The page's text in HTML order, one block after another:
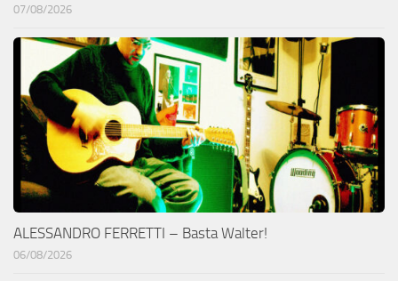
07/08/2026
ALESSANDRO FERRETTI – Basta Walter!
06/08/2026